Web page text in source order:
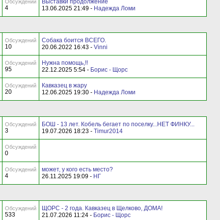
Обсуждений
4
Выставки продолжение
13.06.2025 21:49 - Надежда Ломи
Обсуждений
10
Собака боится ВСЕГО.
20.06.2022 16:43 - Vinni
Обсуждений
95
Нужна помощь,!!
22.12.2025 5:54 - Борис - Щорс
Обсуждений
20
Кавказец в жару
12.06.2025 19:30 - Надежда Ломи
Обсуждений
3
БОШ - 13 лет. Кобель бегает по поселку...НЕТ ФИНКУ...
19.07.2026 18:23 - Timur2014
Обсуждений
0
Обсуждений
4
может, у кого есть место?
26.11.2025 19:09 - НГ
Обсуждений
533
ЩОРС - 2 года. Кавказец в Щелково, ДОМА!
21.07.2026 11:24 - Борис - Щорс